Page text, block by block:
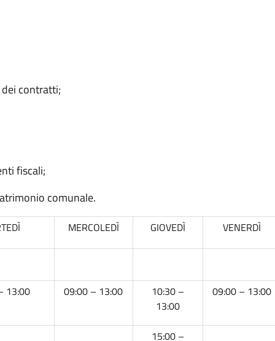
contratti;
fiscali;
comunale.
MERCOLEDÌ GIOVEDÌ VENERDÌ
13:00 09:00 – 13:00
10:30 –
13:00
09:00 – 13:00
15:00 –